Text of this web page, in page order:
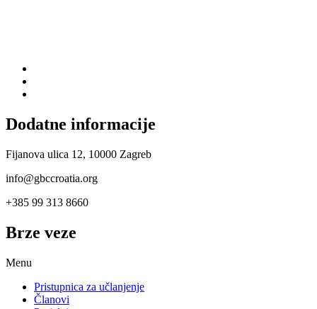
Dodatne informacije
Fijanova ulica 12, 10000 Zagreb
info@gbccroatia.org
+385 99 313 8660
Brze veze
Menu
Pristupnica za učlanjenje
Članovi